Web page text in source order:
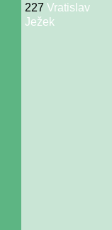
227 Vratislav
Ježek